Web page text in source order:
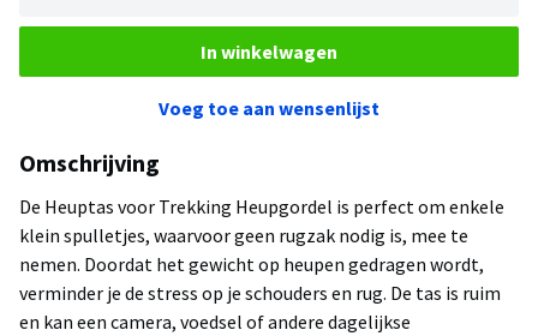
In winkelwagen
Voeg toe aan wensenlijst
Omschrijving
De Heuptas voor Trekking Heupgordel is perfect om enkele
klein spulletjes, waarvoor geen rugzak nodig is, mee te
nemen. Doordat het gewicht op heupen gedragen wordt,
verminder je de stress op je schouders en rug. De tas is ruim
en kan een camera, voedsel of andere dagelijkse